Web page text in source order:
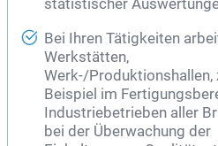
statistischer
Bei Ihren Tätigkeiten
Werkstätten,
Werk-/Produktionshallen,
Beispiel im
Industriebetrieben aller
bei der Überwachung der